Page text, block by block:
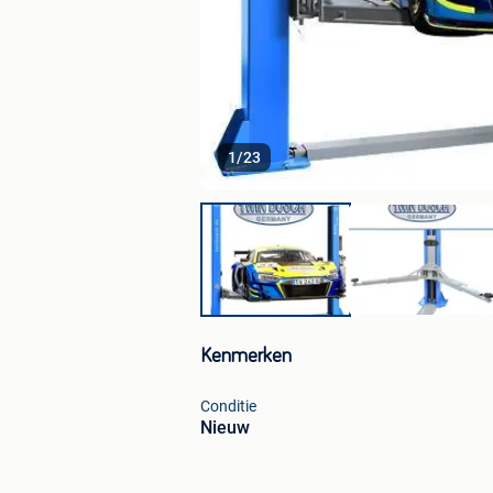
1/23
Kenmerken
Conditie
Nieuw